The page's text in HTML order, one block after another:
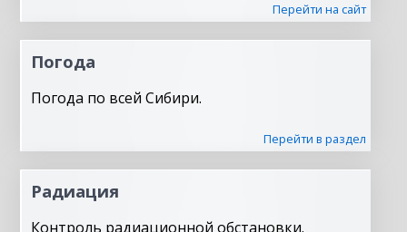
Перейти на сайт
Погода
Погода по всей Сибири.
Перейти в раздел
Радиация
Контроль радиационной обстановки.